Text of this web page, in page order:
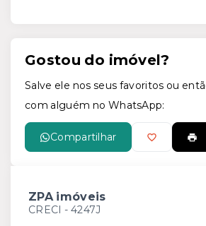
Gostou do imóvel?
Salve ele nos seus favoritos ou
com alguém no WhatsApp:
Compartilhar
ZPA imóveis
CRECI - 4247J